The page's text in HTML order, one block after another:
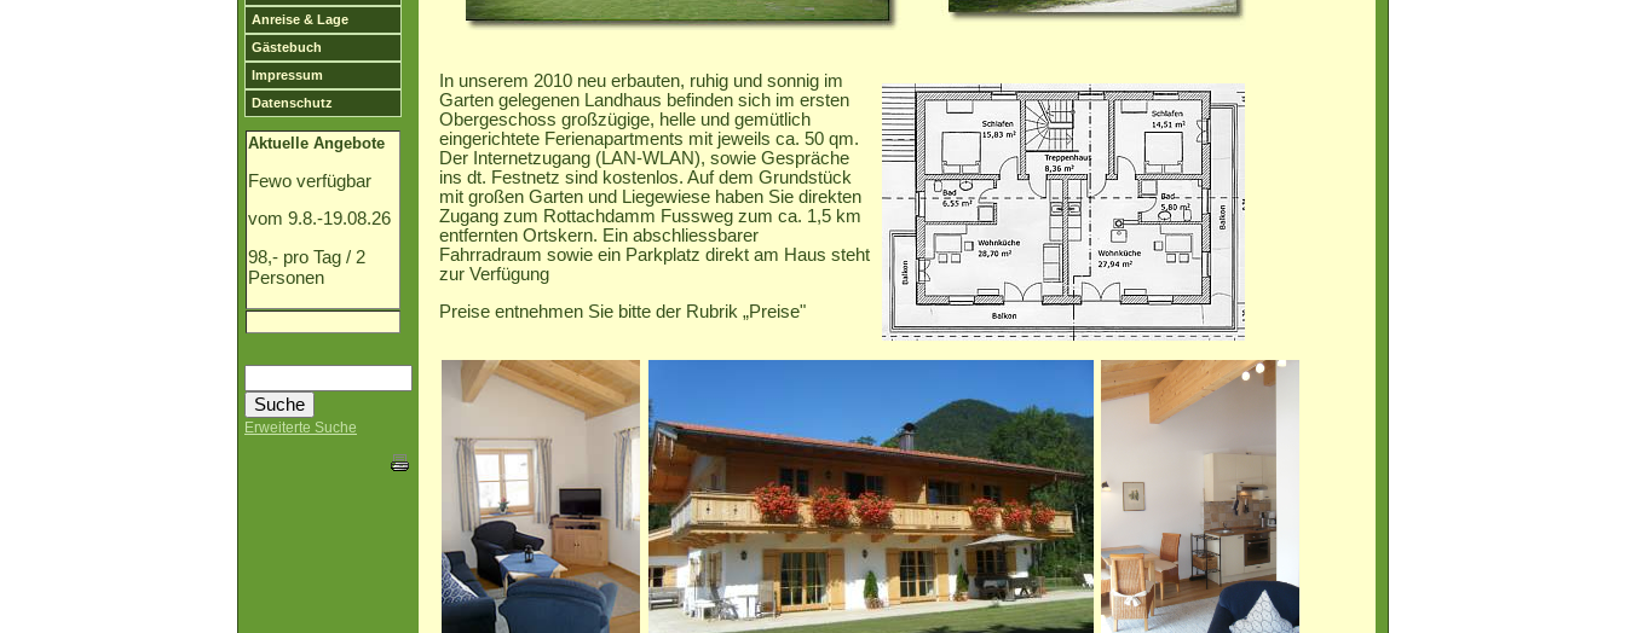
Anreise & Lage
Gästebuch
Impressum
Datenschutz
Aktuelle Angebote
Fewo verfügbar
vom 9.8.-19.08.26
98,- pro Tag / 2
Personen
Erweiterte Suche
In unserem 2010 neu erbauten, ruhig und sonnig im
Garten gelegenen Landhaus befinden sich im ersten
Obergeschoss großzügige, helle und gemütlich
eingerichtete Ferienapartments mit jeweils ca. 50 qm.
Der Internetzugang (LAN-WLAN), sowie Gespräche
ins dt. Festnetz sind kostenlos. Auf dem Grundstück
mit großen Garten und Liegewiese haben Sie direkten
Zugang zum Rottachdamm Fussweg zum ca. 1,5 km
entfernten Ortskern. Ein abschliessbarer
Fahrradraum sowie ein Parkplatz direkt am Haus steht
zur Verfügung
Preise entnehmen Sie bitte der Rubrik „Preise"